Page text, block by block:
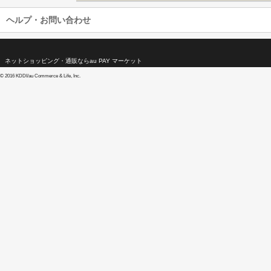
ヘルプ・お問い合わせ
ネットショッピング・通販ならau PAY マーケット
© 2016 KDDI/au Commerce & Life, Inc.